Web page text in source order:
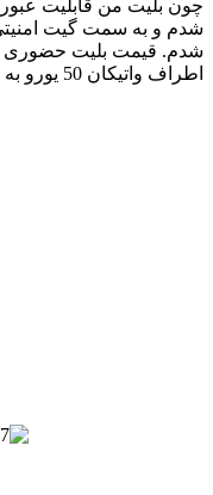
چون بلیت من قابلیت
شدم و به سمت گیت امنیتی
اطراف واتیکان 50 یورو به شما قیمت می دهند.